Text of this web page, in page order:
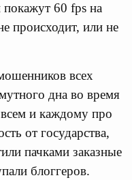
покажут 60 fps на
происходит, или не
всех
дна во время
и каждому про
от государства,
пачками заказные
блоггеров.